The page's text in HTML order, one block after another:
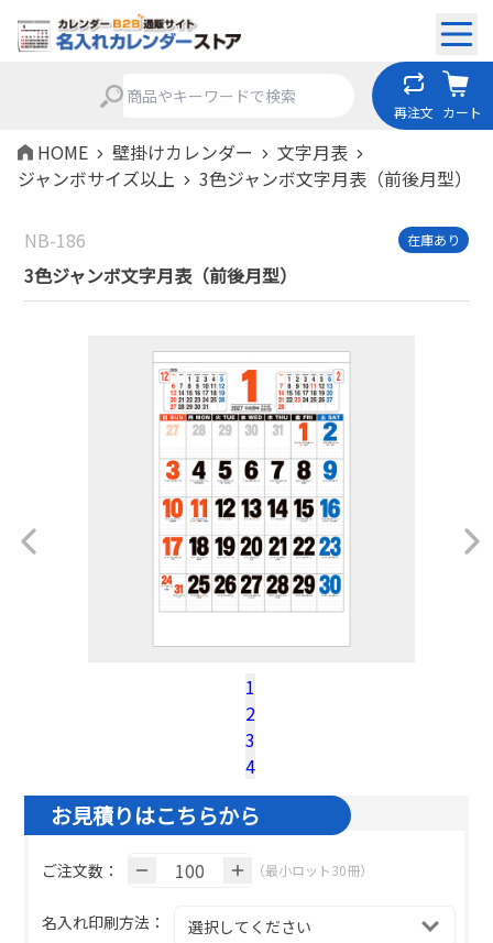
再注文 カート
HOME 壁掛けカレンダー
文字月表
ジャンボサイズ以上
3色ジャンボ文字月表（前後月型）
NB-186 在庫あり
3色ジャンボ文字月表（前後月型）
1
2
3
4
税込100冊参考単価：
名入れ基本色１色の場合の単価です。
お見積りはこちらから
ご注文数： （最小ロット30冊）
名入れ印刷方法：